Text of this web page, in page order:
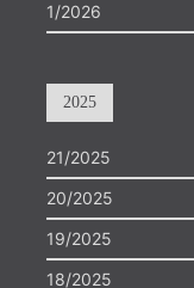
1/2026
2025
21/2025
20/2025
19/2025
18/2025